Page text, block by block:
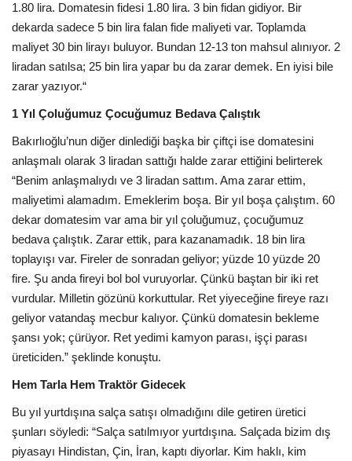
1.80 lira. Domatesin fidesi 1.80 lira. 3 bin fidan gidiyor. Bir
dekarda sadece 5 bin lira falan fide maliyeti var. Toplamda
maliyet 30 bin lirayı buluyor. Bundan 12-13 ton mahsul alınıyor. 2
liradan satılsa; 25 bin lira yapar bu da zarar demek. En iyisi bile
zarar yazıyor.“
1 Yıl Çoluğumuz Çocuğumuz Bedava Çalıştık
Bakırlıoğlu’nun diğer dinlediği başka bir çiftçi ise domatesini
anlaşmalı olarak 3 liradan sattığı halde zarar ettiğini belirterek
“Benim anlaşmalıydı ve 3 liradan sattım. Ama zarar ettim,
maliyetimi alamadım. Emeklerim boşa. Bir yıl boşa çalıştım. 60
dekar domatesim var ama bir yıl çoluğumuz, çocuğumuz
bedava çalıştık. Zarar ettik, para kazanamadık. 18 bin lira
toplayışı var. Fireler de sonradan geliyor; yüzde 10 yüzde 20
fire. Şu anda fireyi bol bol vuruyorlar. Çünkü baştan bir iki ret
vurdular. Milletin gözünü korkuttular. Ret yiyeceğine fireye razı
geliyor vatandaş mecbur kalıyor. Çünkü domatesin bekleme
şansı yok; çürüyor. Ret yedimi kamyon parası, işçi parası
üreticiden.” şeklinde konuştu.
Hem Tarla Hem Traktör Gidecek
Bu yıl yurtdışına salça satışı olmadığını dile getiren üretici
şunları söyledi: “Salça satılmıyor yurtdışına. Salçada bizim dış
piyasayı Hindistan, Çin, İran, kaptı diyorlar. Kim haklı, kim